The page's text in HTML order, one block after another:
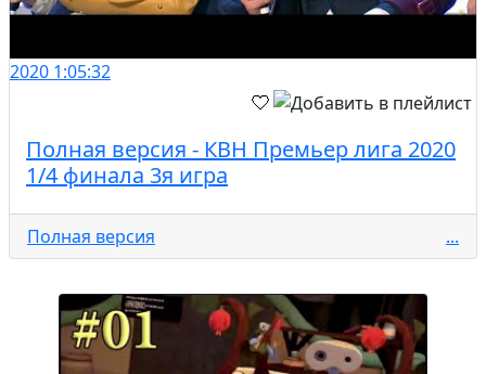
2020 1:05:32
Полная версия - КВН Премьер лига 2020
1/4 финала 3я игра
Полная версия ...